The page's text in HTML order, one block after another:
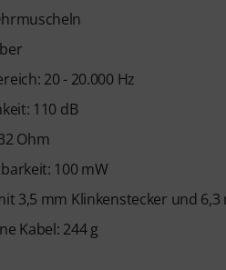
20 - 20.000 Hz
110 dB
Ohm
100 mW
3,5 mm Klinkenstecker und
Kabel: 244 g